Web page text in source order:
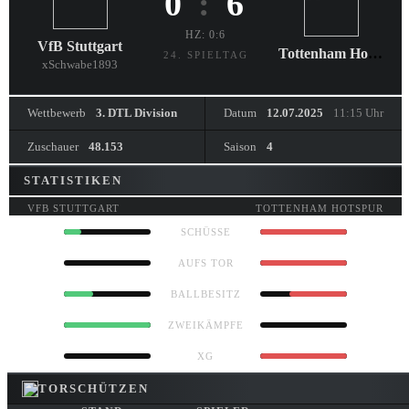
VfB Stuttgart
xSchwabe1893
HZ: 0:6
24. SPIELTAG Tottenham Hotspur
Wettbewerb 3. DTL Division Datum 12.07.2025 11:15 Uhr
Zuschauer 48.153 Saison 4
STATISTIKEN
VFB STUTTGART TOTTENHAM HOTSPUR
SCHÜSSE
AUFS TOR
BALLBESITZ
ZWEIKÄMPFE
XG
TORSCHÜTZEN